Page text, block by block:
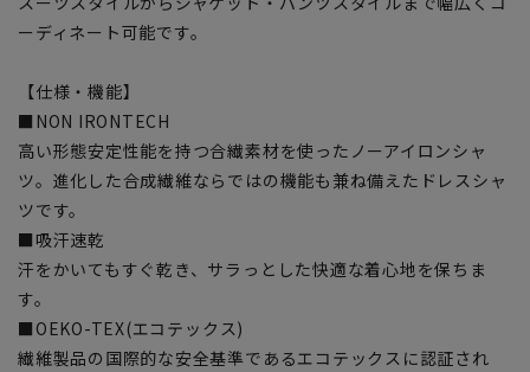
ーディネート可能です。
【仕様・機能】
■NON IRONTECH
高い形態安定性能を持つ合繊素材を使ったノーアイロンシャ
ツ。進化した合成繊維ならではの機能も兼ね備えたドレスシャ
ツです。
■吸汗速乾
汗をかいてもすぐ乾き、サラっとした快適な着心地を保ちま
す。
■OEKO-TEX(エコテックス)
繊維製品の国際的な安全基準であるエコテックスに認証され